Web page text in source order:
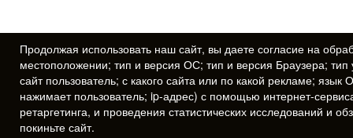
Продолжая использовать наш сайт, вы даете согласие на
местоположении; тип и версия ОС; тип и версия Браузера;
сайт пользователь; с какого сайта или по какой рекламе;
нажимает пользователь; ip-адрес) с помощью интернет-
ретаргетинга, и проведения статистических исследований и
покиньте сайт.